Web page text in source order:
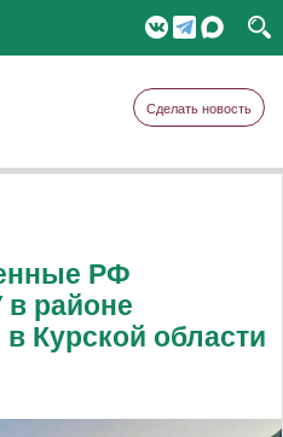
Сделать новость
РФ
районе
Курской области